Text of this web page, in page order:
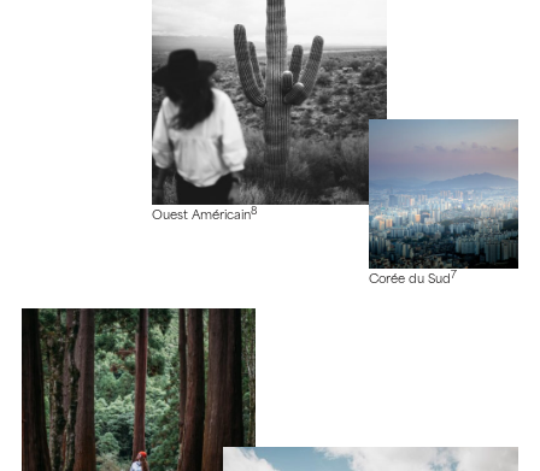
Ouest Américain8
Corée du Sud 7